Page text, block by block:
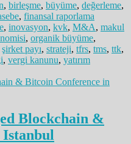
, birleşme, büyüme, değerleme,
, finansal raporlama
, inovasyon, kvk, M&A, makul
, organik büyüme,
şirket payı, strateji, tfrs, tms, ttk,
, vergi kanunu, yatırım
Blockchain &